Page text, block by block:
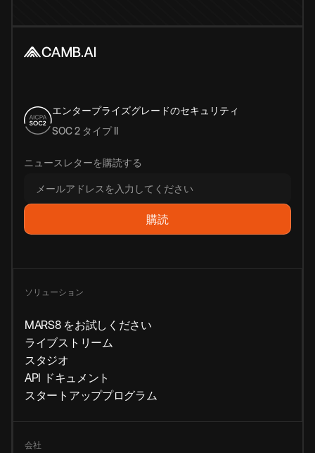
エンタープライズグレードのセキュリティ
SOC 2 タイプ II
ニュースレターを購読する
ソリューション
MARS8 をお試しください
ライブストリーム
スタジオ
API ドキュメント
スタートアッププログラム
会社